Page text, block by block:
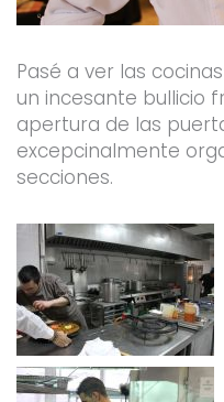
Pasé a ver las
un incesante bullicio
apertura de las
excepcinalmente
secciones.